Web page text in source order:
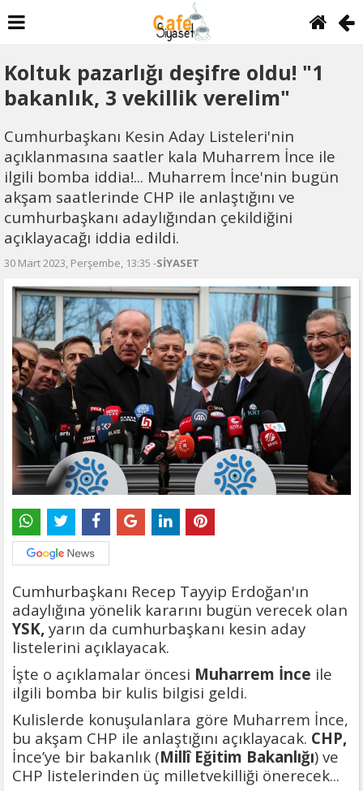
Koltuk pazarlığı deşifre oldu! "1
bakanlık, 3 vekillik verelim"
Cumhurbaşkanı Kesin Aday Listeleri'nin
açıklanmasına saatler kala Muharrem İnce ile
ilgili bomba iddia!... Muharrem İnce'nin bugün
akşam saatlerinde CHP ile anlaştığını ve
cumhurbaşkanı adaylığından çekildiğini
açıklayacağı iddia edildi.
30 Mart 2023, Perşembe, 13:35 -SİYASET
Cumhurbaşkanı Recep Tayyip Erdoğan'ın
adaylığına yönelik kararını bugün verecek olan
YSK, yarın da cumhurbaşkanı kesin aday
listelerini açıklayacak.
İşte o açıklamalar öncesi Muharrem İnce ile
ilgili bomba bir kulis bilgisi geldi.
Kulislerde konuşulanlara göre Muharrem İnce,
bu akşam CHP ile anlaştığını açıklayacak. CHP,
İnce’ye bir bakanlık (Millî Eğitim Bakanlığı) ve
CHP listelerinden üç milletvekilliği önerecek...